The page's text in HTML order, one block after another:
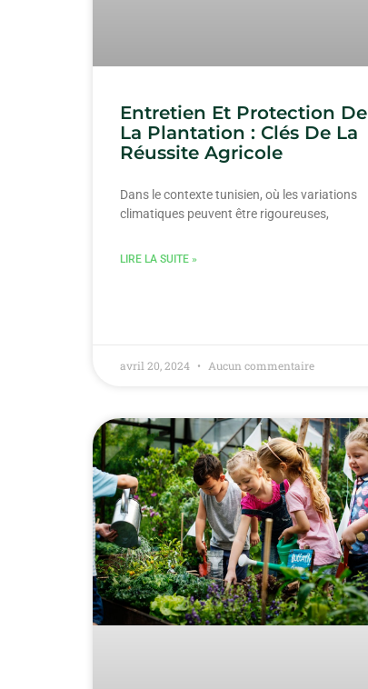
Entretien Et Protection De
La Plantation : Clés De La
Réussite Agricole
Dans le contexte tunisien, où les variations
climatiques peuvent être rigoureuses,
LIRE LA SUITE »
avril 20, 2024 Aucun commentaire